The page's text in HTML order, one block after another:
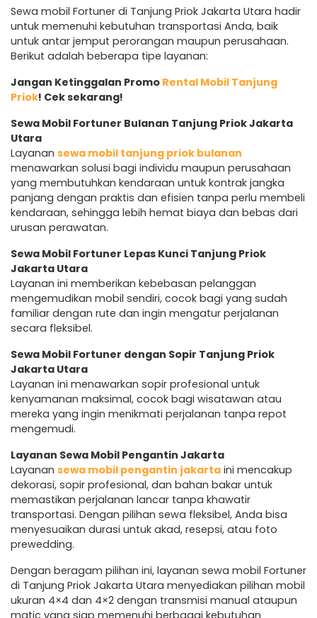
Sewa mobil Fortuner di Tanjung Priok Jakarta Utara hadir
untuk memenuhi kebutuhan transportasi Anda, baik
untuk antar jemput perorangan maupun perusahaan.
Berikut adalah beberapa tipe layanan:
Jangan Ketinggalan Promo Rental Mobil Tanjung
Priok! Cek sekarang!
Sewa Mobil Fortuner Bulanan Tanjung Priok Jakarta
Utara
Layanan sewa mobil tanjung priok bulanan
menawarkan solusi bagi individu maupun perusahaan
yang membutuhkan kendaraan untuk kontrak jangka
panjang dengan praktis dan efisien tanpa perlu membeli
kendaraan, sehingga lebih hemat biaya dan bebas dari
urusan perawatan.
Sewa Mobil Fortuner Lepas Kunci Tanjung Priok
Jakarta Utara
Layanan ini memberikan kebebasan pelanggan
mengemudikan mobil sendiri, cocok bagi yang sudah
familiar dengan rute dan ingin mengatur perjalanan
secara fleksibel.
Sewa Mobil Fortuner dengan Sopir Tanjung Priok
Jakarta Utara
Layanan ini menawarkan sopir profesional untuk
kenyamanan maksimal, cocok bagi wisatawan atau
mereka yang ingin menikmati perjalanan tanpa repot
mengemudi.
Layanan Sewa Mobil Pengantin Jakarta
Layanan sewa mobil pengantin jakarta ini mencakup
dekorasi, sopir profesional, dan bahan bakar untuk
memastikan perjalanan lancar tanpa khawatir
transportasi. Dengan pilihan sewa fleksibel, Anda bisa
menyesuaikan durasi untuk akad, resepsi, atau foto
prewedding.
Dengan beragam pilihan ini, layanan sewa mobil Fortuner
di Tanjung Priok Jakarta Utara menyediakan pilihan mobil
ukuran 4×4 dan 4×2 dengan transmisi manual ataupun
matic yang siap memenuhi berbagai kebutuhan